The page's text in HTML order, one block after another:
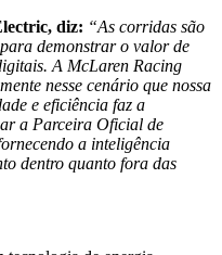
diz: “As corridas são
demonstrar o valor de
A McLaren Racing
nesse cenário que nossa
e eficiência faz a
a Parceira Oficial de
a inteligência
dentro quanto fora das